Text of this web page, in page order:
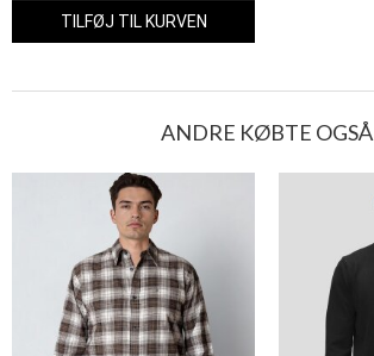
ANDRE KØBTE OGSÅ